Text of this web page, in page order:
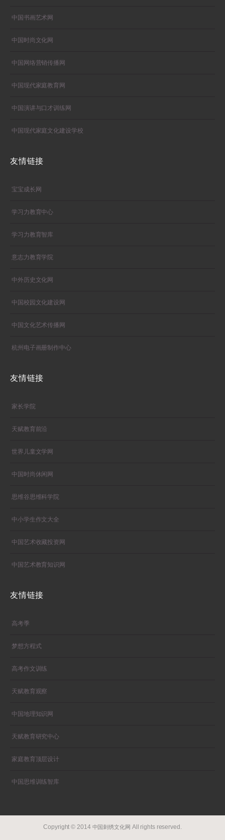
中国书画艺术网
中国时尚文化网
中国网络营销传播网
中国现代家庭教育网
中国演讲与口才训练网
中国现代家庭文化建设学校
友情链接
宝宝成长网
学习力教育中心
学习力教育智库
意志力教育学院
中外历史文化网
中国校园文化建设网
中国文化艺术传播网
杭州电子画册制作中心
友情链接
家长学院
天赋教育前沿
世界儿童文学网
中国时尚休闲网
思维谷思维科学院
中小学生作文大全
中国艺术收藏投资网
中国艺术教育知识网
友情链接
高考季
梦想方程式
高考作文训练
天赋教育观察
中国地理知识网
天赋教育研究中心
家庭教育顶层设计
中国思维训练智库
Copyright © 2014 中国刺绣文化网 All rights reserved.